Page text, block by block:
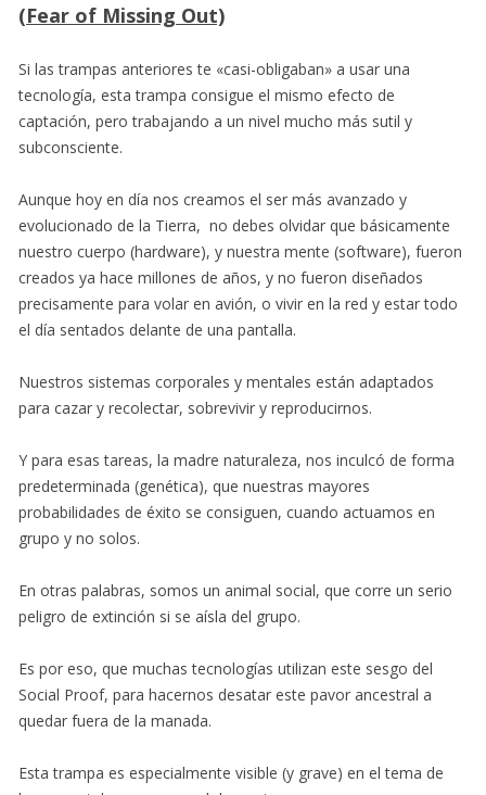
(Fear of Missing Out)
Si las trampas anteriores te «casi-obligaban» a usar una
tecnología, esta trampa consigue el mismo efecto de
captación, pero trabajando a un nivel mucho más sutil y
subconsciente.
Aunque hoy en día nos creamos el ser más avanzado y
evolucionado de la Tierra, no debes olvidar que básicamente
nuestro cuerpo (hardware), y nuestra mente (software), fueron
creados ya hace millones de años, y no fueron diseñados
precisamente para volar en avión, o vivir en la red y estar todo
el día sentados delante de una pantalla.
Nuestros sistemas corporales y mentales están adaptados
para cazar y recolectar, sobrevivir y reproducirnos.
Y para esas tareas, la madre naturaleza, nos inculcó de forma
predeterminada (genética), que nuestras mayores
probabilidades de éxito se consiguen, cuando actuamos en
grupo y no solos.
En otras palabras, somos un animal social, que corre un serio
peligro de extinción si se aísla del grupo.
Es por eso, que muchas tecnologías utilizan este sesgo del
Social Proof, para hacernos desatar este pavor ancestral a
quedar fuera de la manada.
Esta trampa es especialmente visible (y grave) en el tema de